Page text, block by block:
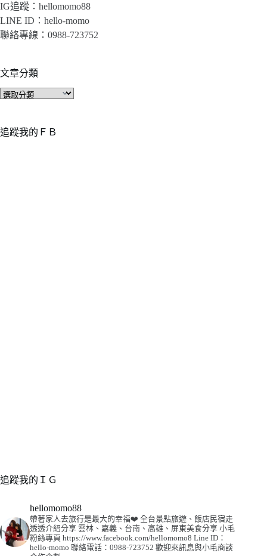
IG追蹤：hellomomo88
LINE ID：hello-momo
聯絡專線：0988-723752
文章分類
文
類
追蹤我的ＦＢ
追蹤我的ＩＧ
hellomomo88
帶著家人去旅行是最大的幸福❤️ 全台景點旅遊、飯店民宿走
透透介紹分享 雲林、嘉義、台南、高雄、屏東美食分享 小毛
粉絲專頁 https://www.facebook.com/hellomomo8 Line ID：
hello-momo 聯絡電話：0988-723752 歡迎來訊息與小毛商談